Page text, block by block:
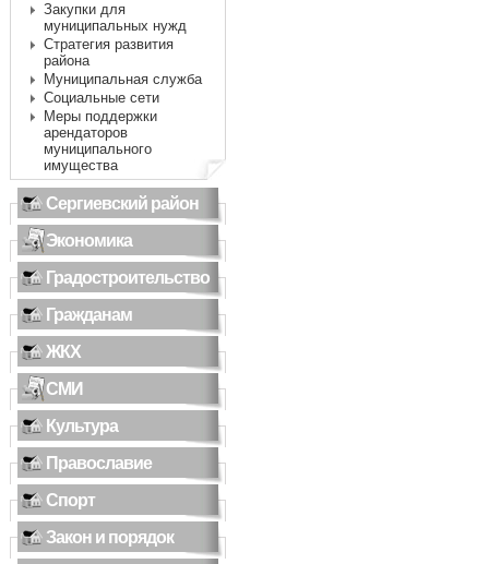
Закупки для
муниципальных нужд
Стратегия развития
района
Муниципальная служба
Социальные сети
Меры поддержки
арендаторов
муниципального
имущества
Сергиевский район
Экономика
Градостроительство
Гражданам
ЖКХ
СМИ
Культура
Православие
Спорт
Закон и порядок